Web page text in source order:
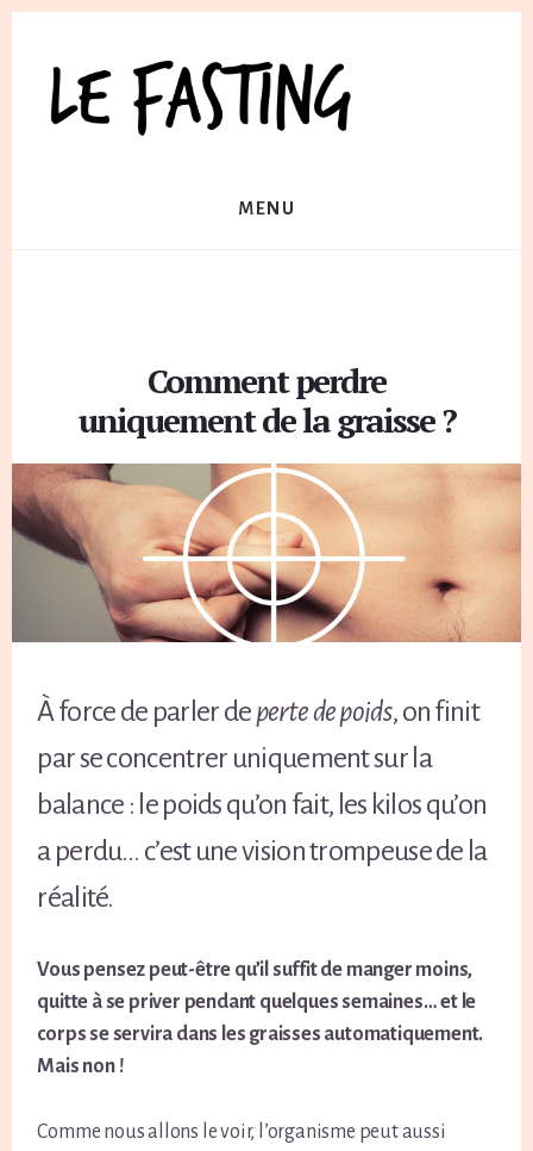
content
MENU
Comment perdre
uniquement de la graisse ?
À force de parler deperte de poids, on finit
par se concentrer uniquement sur la
balance : le poids qu’on fait, les kilos qu’on
a perdu… c’est une vision trompeuse de la
réalité.
Vous pensez peut-être qu’il suffit de manger moins,
quitte à se priver pendant quelques semaines… et le
corps se servira dans les graisses automatiquement.
Mais non !
Comme nous allons le voir, l’organisme peut aussi